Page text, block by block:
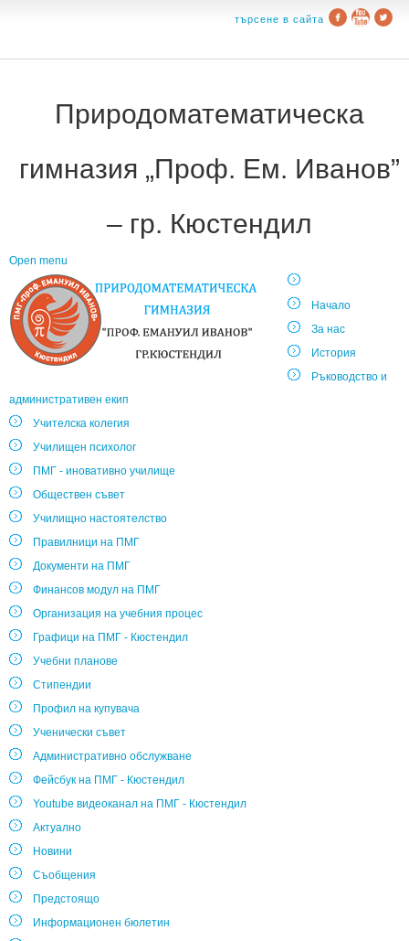
търсене в сайта
Природоматематическа
гимназия „Проф. Ем. Иванов”
– гр. Кюстендил
Open menu
Начало
За нас
История
Ръководство и
административен екип
Учителска колегия
Училищен психолог
ПМГ - иновативно училище
Обществен съвет
Училищно настоятелство
Правилници на ПМГ
Документи на ПМГ
Финансов модул на ПМГ
Организация на учебния процес
Графици на ПМГ - Кюстендил
Учебни планове
Стипендии
Профил на купувача
Ученически съвет
Административно обслужване
Фейсбук на ПМГ - Кюстендил
Youtube видеоканал на ПМГ - Кюстендил
Актуално
Новини
Съобщения
Предстоящо
Информационен бюлетин